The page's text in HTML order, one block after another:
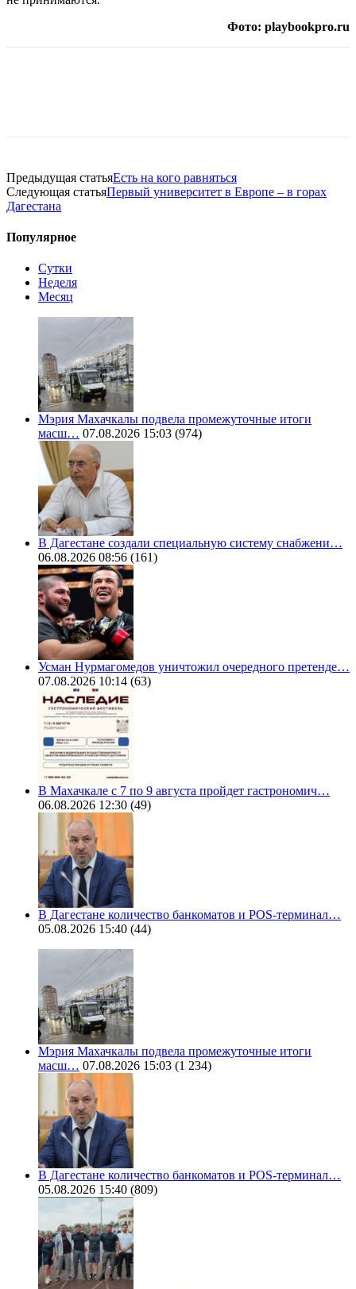
Фото: playbookpro.ru
Предыдущая статьяЕсть на кого равняться
Следующая статьяПервый университет в Европе – в горах
Дагестана
Популярное
Сутки
Неделя
Месяц
Мэрия Махачкалы подвела промежуточные итоги
масш… 07.08.2026 15:03 (974)
В Дагестане создали специальную систему снабжени…
06.08.2026 08:56 (161)
Усман Нурмагомедов уничтожил очередного претенде…
07.08.2026 10:14 (63)
В Махачкале с 7 по 9 августа пройдет гастрономич…
06.08.2026 12:30 (49)
В Дагестане количество банкоматов и POS-терминал…
05.08.2026 15:40 (44)
Мэрия Махачкалы подвела промежуточные итоги
масш… 07.08.2026 15:03 (1 234)
В Дагестане количество банкоматов и POS-терминал…
05.08.2026 15:40 (809)